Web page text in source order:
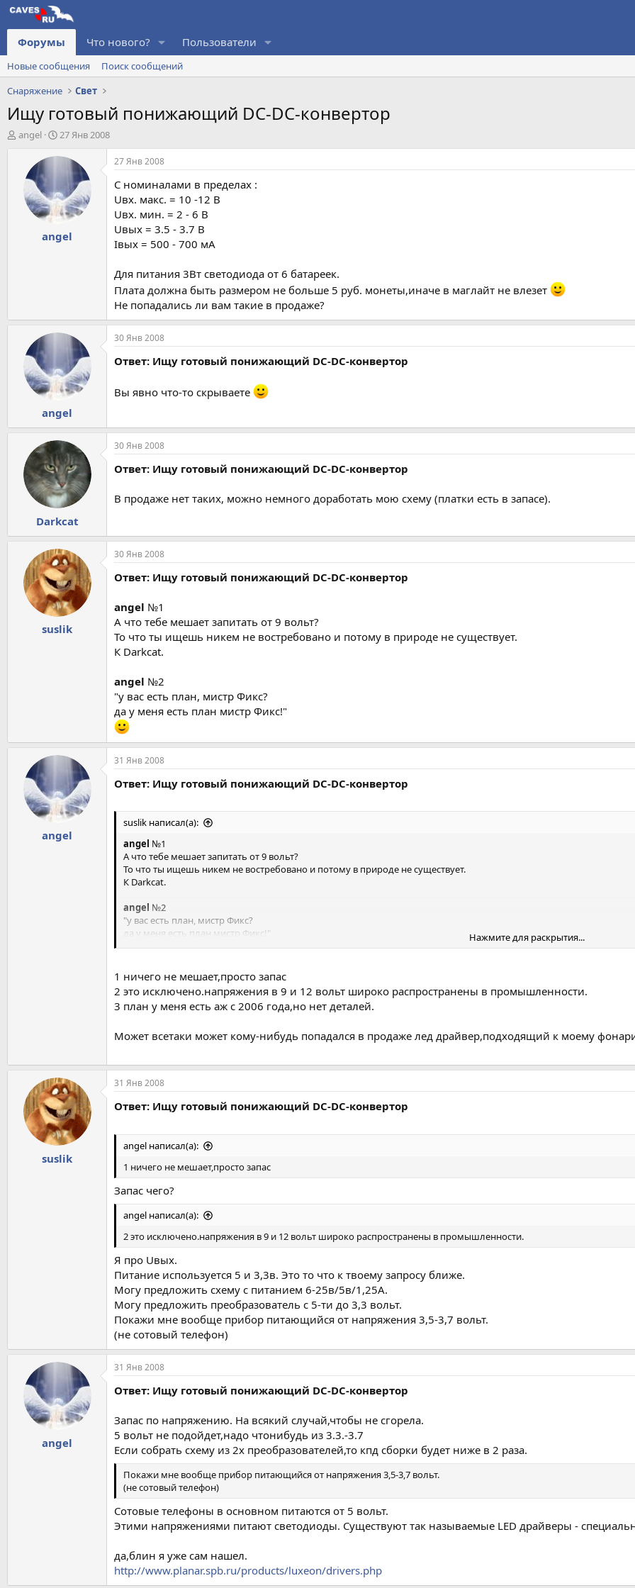
Форумы Что нового? Пользователи
Новые сообщения
Поиск сообщений
Снаряжение
Свет
Ищу готовый понижающий DC-DC-конвертор
А
angel
Д
т
а
ч
а
л
27 Янв 2008
angel
27 Янв 2008
С номиналами в пределах :
Uвх. макс. = 10 -12 В
Uвх. мин. = 2 - 6 В
Uвых = 3.5 - 3.7 В
Iвых = 500 - 700 мА
Для питания 3Вт светодиода от 6 батареек.
Плата должна быть размером не больше 5 руб. монеты,иначе в маглайт не влезет
Не попадались ли вам такие в продаже?
angel
30 Янв 2008
Ответ: Ищу готовый понижающий DC-DC-конвертор
Вы явно что-то скрываете
Darkcat
30 Янв 2008
Ответ: Ищу готовый понижающий DC-DC-конвертор
В продаже нет таких, можно немного доработать мою схему (платки есть в запасе).
suslik
30 Янв 2008
Ответ: Ищу готовый понижающий DC-DC-конвертор
angel №1
А что тебе мешает запитать от 9 вольт?
То что ты ищешь никем не востребовано и потому в природе не существует.
К Darkcat.
angel №2
"у вас есть план, мистр Фикс?
да у меня есть план мистр Фикс!"
angel
31 Янв 2008
Ответ: Ищу готовый понижающий DC-DC-конвертор
suslik написал(а):
angel №1
А что тебе мешает запитать от 9 вольт?
То что ты ищешь никем не востребовано и потому в природе не существует.
К Darkcat.
angel №2
"у вас есть план, мистр Фикс?
да у меня есть план мистр Фикс!"
Нажмите для раскрытия...
1 ничего не мешает,просто запас
2 это исключено.напряжения в 9 и 12 вольт широко распространены в промышленности.
3 план у меня есть аж с 2006 года,но нет деталей.
Может всетаки может кому-нибудь попадался в продаже лед драйвер,подходящий к моему
suslik
31 Янв 2008
Ответ: Ищу готовый понижающий DC-DC-конвертор
angel написал(а):
1 ничего не мешает,просто запас
Запас чего?
angel написал(а):
2 это исключено.напряжения в 9 и 12 вольт широко распространены в промышленности.
Я про Uвых.
Питание используется 5 и 3,3в. Это то что к твоему запросу ближе.
Могу предложить схему с питанием 6-25в/5в/1,25А.
Могу предложить преобразователь с 5-ти до 3,3 вольт.
Покажи мне вообще прибор питающийся от напряжения 3,5-3,7 вольт.
(не сотовый телефон)
angel
31 Янв 2008
Ответ: Ищу готовый понижающий DC-DC-конвертор
Запас по напряжению. На всякий случай,чтобы не сгорела.
5 вольт не подойдет,надо чтонибудь из 3.3.-3.7
Если собрать схему из 2х преобразователей,то кпд сборки будет ниже в 2 раза.
Покажи мне вообще прибор питающийся от напряжения 3,5-3,7 вольт.
(не сотовый телефон)
Сотовые телефоны в основном питаются от 5 вольт.
Этими напряжениями питают светодиоды. Существуют так называемые LED драйверы -
да,блин я уже сам нашел.
http://www.planar.spb.ru/products/luxeon/drivers.php